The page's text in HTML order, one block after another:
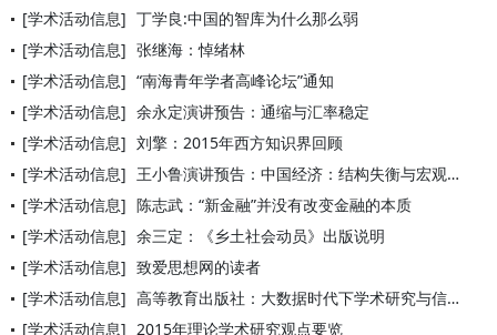
[学术活动信息] 丁学良:中国的智库为什么那么弱
[学术活动信息] 张继海：悼绪林
[学术活动信息] “南海青年学者高峰论坛”通知
[学术活动信息] 余永定演讲预告：通缩与汇率稳定
[学术活动信息] 刘擎：2015年西方知识界回顾
[学术活动信息] 王小鲁演讲预告：中国经济：结构失衡与宏观政策
[学术活动信息] 陈志武：“新金融”并没有改变金融的本质
[学术活动信息] 余三定：《乡土社会动员》出版说明
[学术活动信息] 致爱思想网的读者
[学术活动信息] 高等教育出版社：大数据时代下学术研究与信息素养系列研修
[学术活动信息] 2015年理论学术研究观点要览